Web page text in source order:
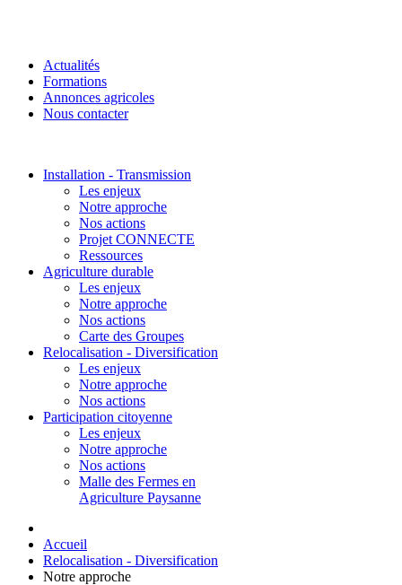
Actualités
Formations
Annonces agricoles
Nous contacter
Installation - Transmission
Les enjeux
Notre approche
Nos actions
Projet CONNECTE
Ressources
Agriculture durable
Les enjeux
Notre approche
Nos actions
Carte des Groupes
Relocalisation - Diversification
Les enjeux
Notre approche
Nos actions
Participation citoyenne
Les enjeux
Notre approche
Nos actions
Malle des Fermes en
Agriculture Paysanne
Accueil
Relocalisation - Diversification
Notre approche